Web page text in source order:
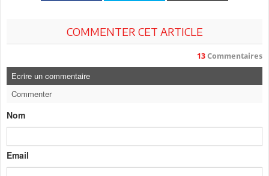
COMMENTER CET ARTICLE
13 Commentaires
Ecrire un commentaire
Commenter
Nom
Email